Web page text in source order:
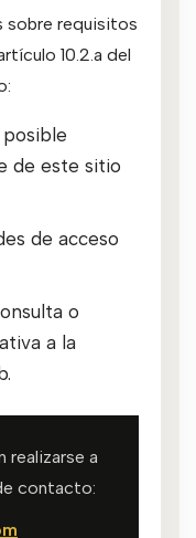
sobre requisitos
10.2.a del
de este sitio
de acceso
o
a la
realizarse a
contacto: